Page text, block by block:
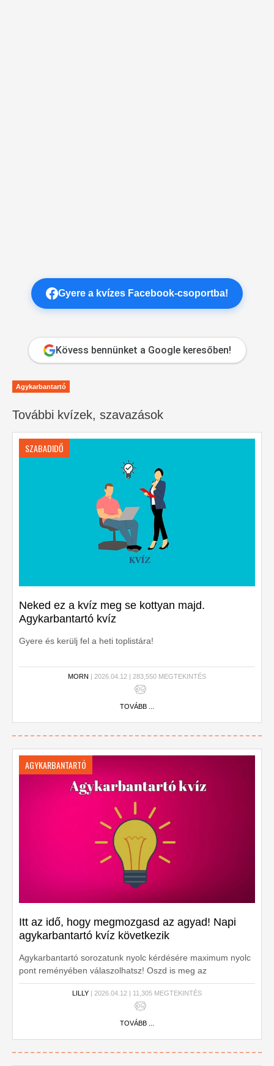
Gyere a kvízes Facebook-csoportba!
Kövess bennünket a Google keresőben!
Agykarbantartó
További kvízek, szavazások
SZABADIDŐ
Neked ez a kvíz meg se kottyan majd.
Agykarbantartó kvíz
Gyere és kerülj fel a heti toplistára!
MORN | 2026.04.12 | 283,550 MEGTEKINTÉS
TOVÁBB ...
AGYKARBANTARTÓ
Itt az idő, hogy megmozgasd az agyad! Napi
agykarbantartó kvíz következik
Agykarbantartó sorozatunk nyolc kérdésére maximum nyolc
pont reményében válaszolhatsz! Oszd is meg az
eredményed, hadd lássa a világ, mennyire tájékozott vagy!
LILLY | 2026.04.12 | 11,305 MEGTEKINTÉS
TOVÁBB ...